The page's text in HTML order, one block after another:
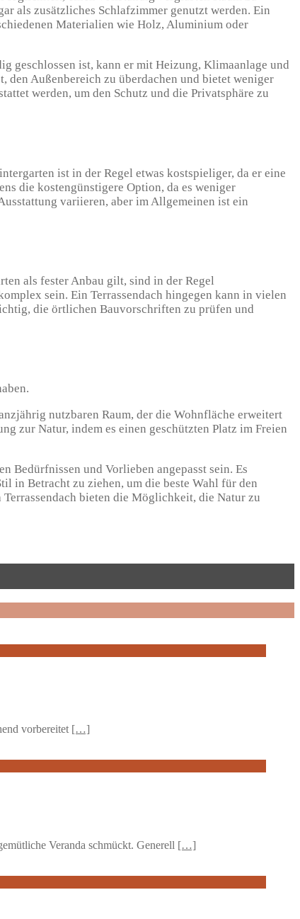
als zusätzliches Schlafzimmer genutzt werden. Ein
Materialien wie Holz, Aluminium oder
geschlossen ist, kann er mit Heizung, Klimaanlage und
den Außenbereich zu überdachen und bietet weniger
werden, um den Schutz und die Privatsphäre zu
ist in der Regel etwas kostspieliger, da er eine
die kostengünstigere Option, da es weniger
variieren, aber im Allgemeinen ist ein
als fester Anbau gilt, sind in der Regel
sein. Ein Terrassendach hingegen kann in vielen
die örtlichen Bauvorschriften zu prüfen und
nutzbaren Raum, der die Wohnfläche erweitert
zur Natur, indem es einen geschützten Platz im Freien
Bedürfnissen und Vorlieben angepasst sein. Es
in Betracht zu ziehen, um die beste Wahl für den
bieten die Möglichkeit, die Natur zu
vorbereitet […]
Veranda schmückt. Generell […]